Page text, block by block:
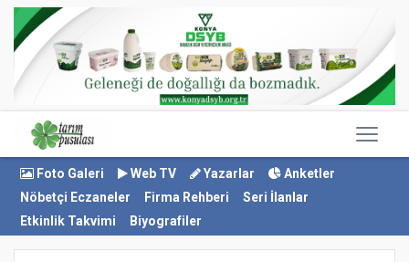
Foto Galeri Web TV Yazarlar
Anketler
Nöbetçi Eczaneler
Firma Rehberi
Seri İlanlar
Etkinlik Takvimi
Biyografiler